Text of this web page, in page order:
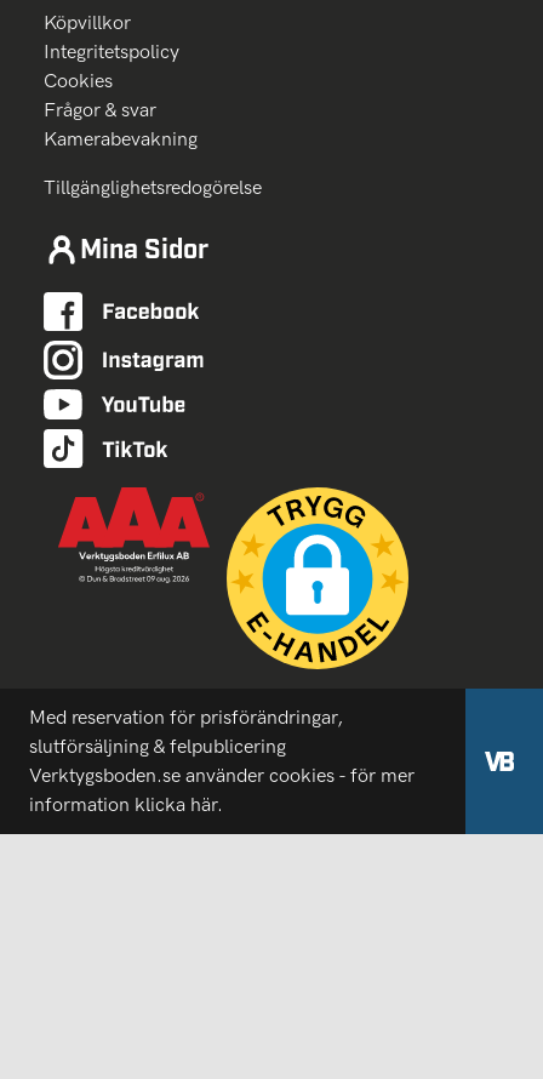
Köpvillkor
Integritetspolicy
Cookies
Frågor & svar
Kamerabevakning
Tillgänglighetsredogörelse
Mina Sidor
Med reservation för prisförändringar,
slutförsäljning & felpublicering
Verktygsboden.se använder cookies - för mer
information klicka här.